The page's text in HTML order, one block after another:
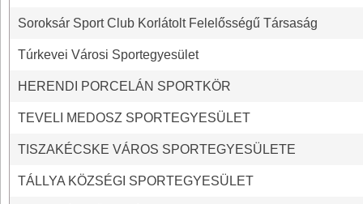
Soroksár Sport Club Korlátolt Felelősségű Társaság
Túrkevei Városi Sportegyesület
HERENDI PORCELÁN SPORTKÖR
TEVELI MEDOSZ SPORTEGYESÜLET
TISZAKÉCSKE VÁROS SPORTEGYESÜLETE
TÁLLYA KÖZSÉGI SPORTEGYESÜLET